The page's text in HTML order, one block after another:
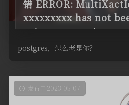
错 ERROR:
xxxxxxxxx has not
yet — apparent
理
postgres，怎么老是你？
发布于 2023-05-07